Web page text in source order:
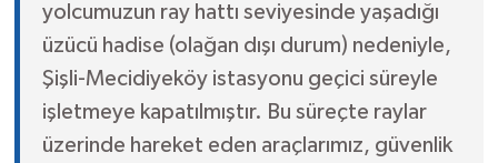
yolcumuzun ray hattı seviyesinde yaşadığı
üzücü hadise (olağan dışı durum) nedeniyle,
Şişli-Mecidiyeköy istasyonu geçici süreyle
işletmeye kapatılmıştır. Bu süreçte raylar
üzerinde hareket eden araçlarımız, güvenlik